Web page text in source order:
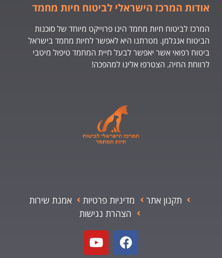
אודות המרכז הישראלי לביטוח חיות מחמד
המרכז לביטוח חיות מחמד הינו פרוייקט מיוחד של סוכנות
הביטוח אנגלמן. מטרתנו היא לאפשר לחיות מחמד בישראל
ביטוח רפואי אשר יאפשר לבעל חיית המחמד טיפול מיטבי
לרווחת החיה. הצטרפו אלינו למהפכה!
תקנון אתר מדיניות פרטיות
אמנת שירות
הצהרת נגישות